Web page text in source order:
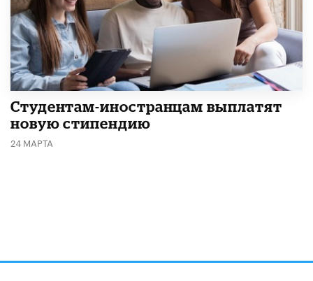
Студентам-иностранцам выплатят
новую стипендию
24 МАРТА